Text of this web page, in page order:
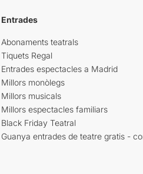
Entrades
Abonaments teatrals
Tiquets Regal
Entrades espectacles a Madrid
Millors monòlegs
Millors musicals
Millors espectacles familiars
Black Friday Teatral
Guanya entrades de teatre gratis -